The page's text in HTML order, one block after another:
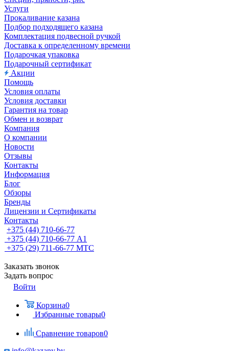
Услуги
Прокаливание казана
Подбор подходящего казана
Комплектация подвесной ручкой
Доставка к определенному времени
Подарочкая упаковка
Подарочный сертификат
Акции
Помощь
Условия оплаты
Условия доставки
Гарантия на товар
Обмен и возврат
Компания
О компании
Новости
Отзывы
Контакты
Информация
Блог
Обзоры
Бренды
Лицензии и Сертификаты
Контакты
+375 (44) 710-66-77
+375 (44) 710-66-77 А1
+375 (29) 711-66-77 МТС
Заказать звонок
Задать вопрос
Войти
Корзина0
Избранные товары0
Сравнение товаров0